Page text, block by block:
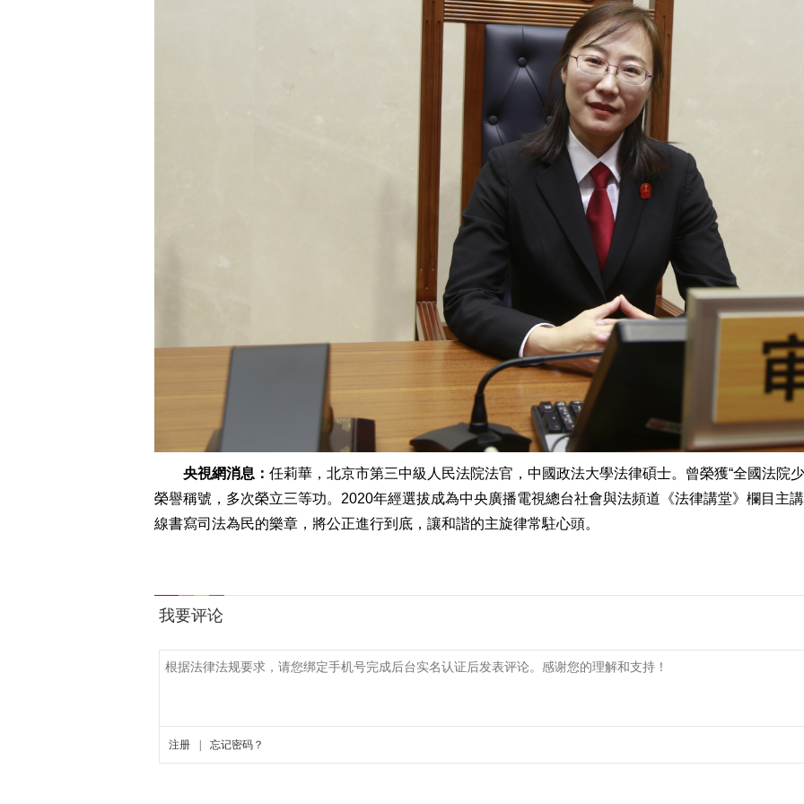
央視網消息： 任莉華，北京市第三中級人民法院法官，中國政法大學法律碩士。曾榮獲“全國法院
榮譽稱號，多次榮立三等功。2020年經選拔成為中央廣播電視總台社會與法頻道《法律講堂》欄目主
線書寫司法為民的樂章，將公正進行到底，讓和諧的主旋律常駐心頭。